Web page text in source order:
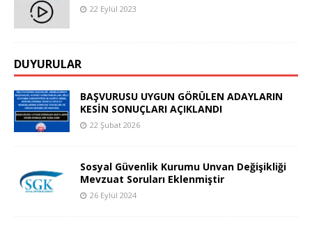
22 Eylül 2023
DUYURULAR
BAŞVURUSU UYGUN GÖRÜLEN ADAYLARIN
KESİN SONUÇLARI AÇIKLANDI
22 Şubat 2026
Sosyal Güvenlik Kurumu Unvan Değişikliği
Mevzuat Soruları Eklenmiştir
26 Eylül 2024